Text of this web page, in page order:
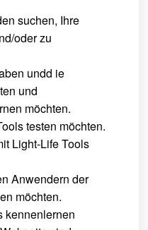
suchen, Ihre
oder zu
undd ie
und
möchten.
testen möchten.
Light-Life Tools
Anwendern der
möchten.
kennenlernen